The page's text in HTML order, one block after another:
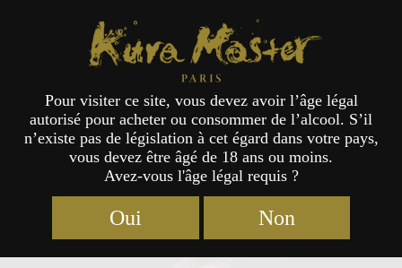
Jury
Kura Master Paris
Pour visiter ce site, vous devez avoir l’âge légal
autorisé pour acheter ou consommer de l’alcool. S’il
n’existe pas de législation à cet égard dans votre pays,
vous devez être âgé de 18 ans ou moins.
Avez-vous l'âge légal requis ?
Oui Non